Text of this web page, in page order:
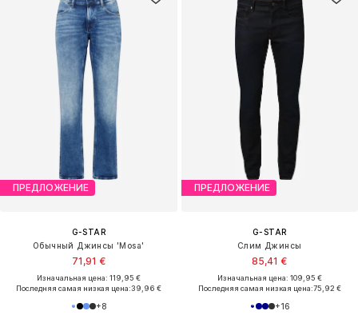
ПРЕДЛОЖЕНИЕ
G-STAR
Обычный Джинсы 'Mosa'
71,91 €
Изначальная цена: 119,95 €
Последняя самая низкая цена:39,96 €
+8
ПРЕДЛОЖЕНИЕ
G-STAR
Слим Джинсы
85,41 €
Изначальная цена: 109,95 €
Последняя самая низкая цена:75,92 €
+16